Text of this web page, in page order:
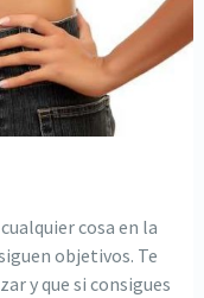
cosa en la
objetivos. Te
y que si consigues